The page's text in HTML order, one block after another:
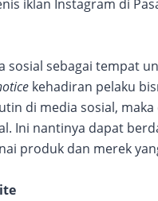
iklan Instagram di
sosial sebagai tempat
kehadiran pelaku
di media sosial,
Ini nantinya dapat
produk dan merek